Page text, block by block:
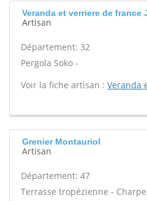
Veranda et verriere de france
Artisan
Département: 32
Pergola Soko -
Voir la fiche artisan : Veranda
Grenier Montauriol
Artisan
Département: 47
Terrasse tropézienne -